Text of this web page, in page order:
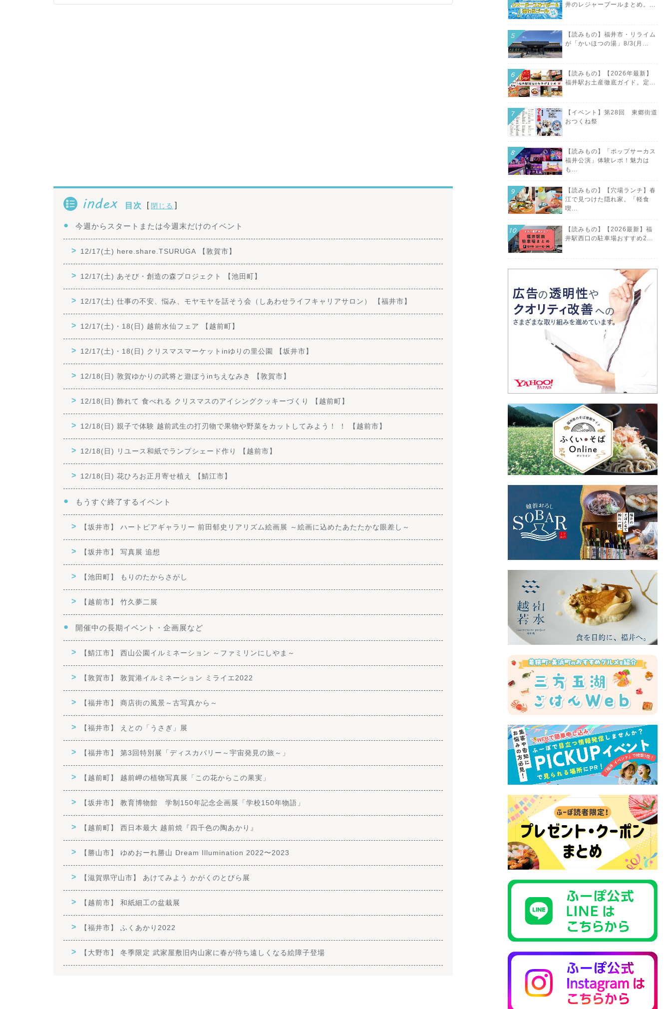
index 目次 [ 閉じる ]
今週からスタートまたは今週末だけのイベント
12/17(土) here.share.TSURUGA 【敦賀市】
12/17(土) あそび・創造の森プロジェクト 【池田町】
12/17(土) 仕事の不安、悩み、モヤモヤを話そう会（しあわせライフキャリアサロン） 【福井市】
12/17(土)・18(日) 越前水仙フェア 【越前町】
12/17(土)・18(日) クリスマスマーケットinゆりの里公園 【坂井市】
12/18(日) 敦賀ゆかりの武将と遊ぼうinちえなみき 【敦賀市】
12/18(日) 飾れて 食べれる クリスマスのアイシングクッキーづくり 【越前町】
12/18(日) 親子で体験 越前武生の打刃物で果物や野菜をカットしてみよう！ ！ 【越前市】
12/18(日) リユース和紙でランプシェード作り 【越前市】
12/18(日) 花ひろお正月寄せ植え 【鯖江市】
もうすぐ終了するイベント
【坂井市】 ハートピアギャラリー 前田郁史リアリズム絵画展 ～絵画に込めたあたたかな眼差し～
【坂井市】 写真展 追想
【池田町】 もりのたからさがし
【越前市】 竹久夢二展
開催中の長期イベント・企画展など
【鯖江市】 西山公園イルミネーション ～ファミリンにしやま～
【敦賀市】 敦賀港イルミネーション ミライエ2022
【福井市】 商店街の風景～古写真から～
【福井市】 えとの「うさぎ」展
【福井市】 第3回特別展「ディスカバリー～宇宙発見の旅～」
【越前町】 越前岬の植物写真展「この花からこの果実」
【坂井市】 教育博物館 学制150年記念企画展「学校150年物語」
【越前町】 西日本最大 越前焼『四千色の陶あかり』
【勝山市】 ゆめおーれ勝山 Dream Illumination 2022〜2023
【滋賀県守山市】 あけてみよう かがくのとびら展
【越前市】 和紙細工の盆栽展
【福井市】 ふくあかり2022
【大野市】 冬季限定 武家屋敷旧内山家に春が待ち遠しくなる絵障子登場
井のレジャープールまとめ。...
【読みもの】福井市・リライム
が「かいほつの湯」8/3(月...
【読みもの】【2026年最新】
福井駅お土産徹底ガイド。定...
【イベント】第28回 東郷街道
おつくね祭
【読みもの】「ポップサーカス
福井公演」体験レポ！魅力は
も...
【読みもの】【穴場ランチ】春
江で見つけた隠れ家。「軽食
喫...
【読みもの】【2026最新】福
井駅西口の駐車場おすすめ2...